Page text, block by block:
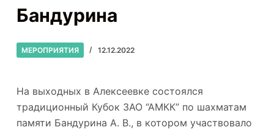
Бандурина
МЕРОПРИЯТИЯ 12.12.2022
На выходных в Алексеевке состоялся
традиционный Кубок ЗАО “АМКК” по шахматам
памяти Бандурина А. В., в котором участвовало